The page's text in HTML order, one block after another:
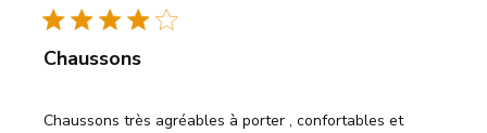
Chaussons
Chaussons très agréables à porter , confortables et